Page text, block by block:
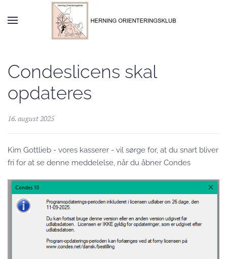
Skip to main content
Condeslicens skal
opdateres
16. august 2025
Kim Gottlieb - vores kasserer - vil sørge for, at du snart bliver
fri for at se denne meddelelse, når du åbner Condes